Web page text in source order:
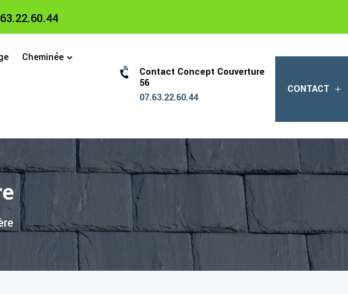
Cheminée

Contact Concept Couverture
56
07.63.22.60.44
CONTACT